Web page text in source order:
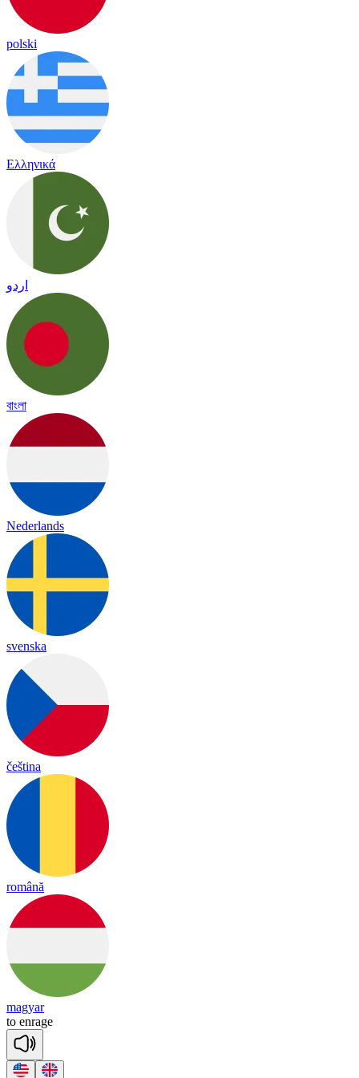
polski
Ελληνικά
اردو
বাংলা
Nederlands
svenska
čeština
română
magyar
to enrage